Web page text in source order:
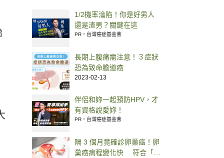
1/2機率淪陷！你是好男人
還是渣男？關鍵在這
PR・台灣癌症基金會
長期上腹痛需注意！３症狀
恐為致命膽道癌
2023-02-13
伴侶和妳一起預防HPV，才
有資格說愛妳！
PR・台灣癌症基金會
隔 3 個月竟確診卵巢癌！卵
巢癌病程變化快 符合「7